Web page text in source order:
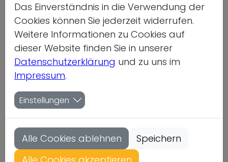
Förderung für
Jugendbegegnungen
mit Tschechien
Internationales
Status: nicht lieferbar
Das Einverständnis in die Verwendung der
Cookies können Sie jederzeit widerrufen.
Weitere Informationen zu Cookies auf
dieser Website finden Sie in unserer
Datenschutzerklärung und zu uns im
Impressum.
Einstellungen
Alle Cookies ablehnen
Speichern